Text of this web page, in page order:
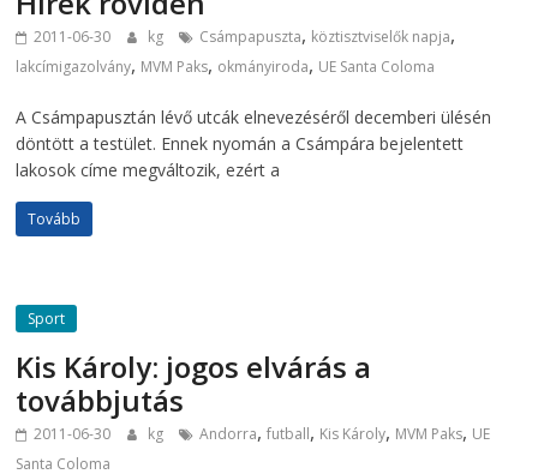
2011-06-30 kg Csámpapuszta, köztisztviselők napja,
lakcímigazolvány, MVM Paks, okmányiroda, UE Santa Coloma
A Csámpapusztán lévő utcák elnevezéséről decemberi ülésén
döntött a testület. Ennek nyomán a Csámpára bejelentett
lakosok címe megváltozik, ezért a
Tovább
Sport
Kis Károly: jogos elvárás a
továbbjutás
2011-06-30 kg Andorra,futball, Kis Károly, MVM Paks, UE
Santa Coloma